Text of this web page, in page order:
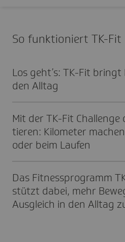
So funk­tio­niert TK-Fit
Los geht’s: TK-Fit
den Alltag
Mit der TK-Fit
tie­ren: Kilo­meter
oder beim Laufen
Das Fitness­pro­gramm
stützt dabei, mehr
Ausgleich in den Alltag